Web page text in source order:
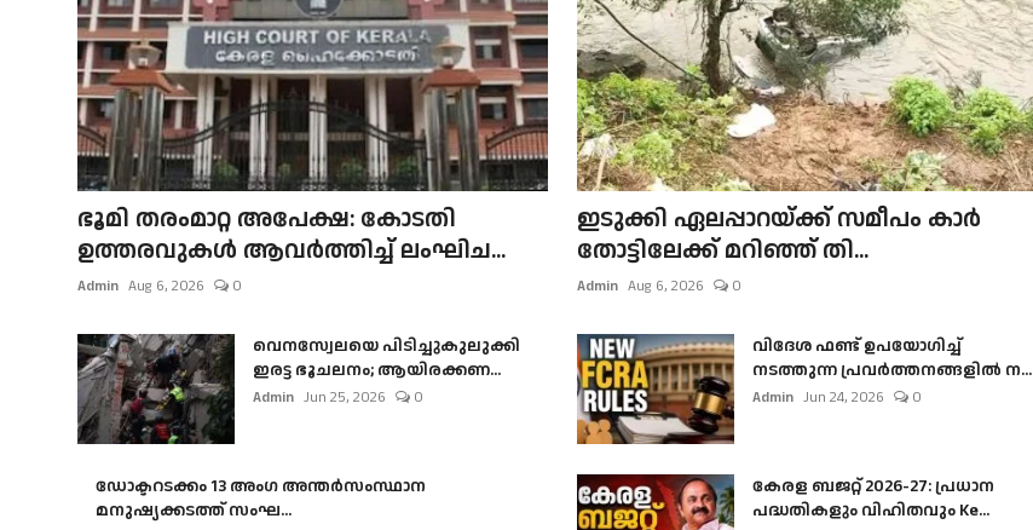
ഭൂമി തരംമാറ്റ അപേക്ഷ: കോടതി
ഉത്തരവുകൾ ആവർത്തിച്ച് ലംഘിച...
Admin Aug 6, 2026 0
ഇടുക്കി ഏലപ്പാറയ്ക്ക് സമീപം കാർ
തോട്ടിലേക്ക് മറിഞ്ഞ് തി...
Admin Aug 6, 2026 0
വെനസ്വേലയെ പിടിച്ചുകുലുക്കി
ഇരട്ട ഭൂചലനം; ആയിരക്കണ...
Admin Jun 25, 2026 0
വിദേശ ഫണ്ട് ഉപയോഗിച്ച്
നടത്തുന്ന പ്രവർത്തനങ്ങളിൽ ന...
Admin Jun 24, 2026 0
ഡോക്ടറടക്കം 13 അംഗ അന്തർസംസ്ഥാന
മനുഷ്യക്കടത്ത് സംഘ...
കേരള ബജറ്റ് 2026-27: പ്രധാന
പദ്ധതികളും വിഹിതവും Ke...